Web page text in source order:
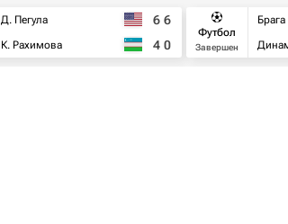
Д. Пегула
К. Рахимова
6 6
4 0
Футбол
Завершен
Брага